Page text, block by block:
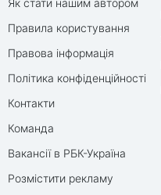
Як стати нашим автором
Правила користування
Правова інформація
Політика конфіденційності
Контакти
Команда
Вакансії в РБК-Україна
Розмістити рекламу